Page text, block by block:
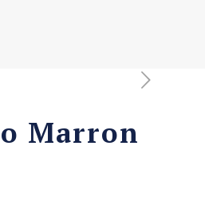
Marron